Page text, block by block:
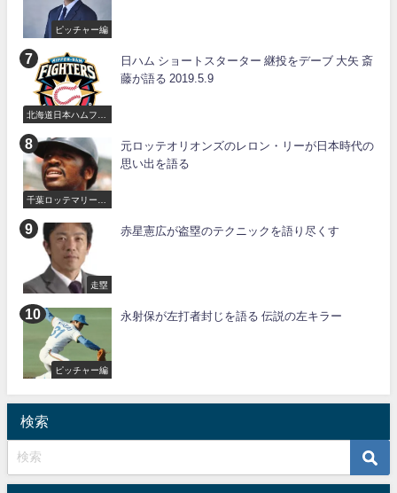
ピッチャー編
北海道日本ハムファ
日ハム ショートスターター 継投をデーブ 大矢 斎
藤が語る 2019.5.9
千葉ロッテマリーン
元ロッテオリオンズのレロン・リーが日本時代の
思い出を語る
走塁
赤星憲広が盗塁のテクニックを語り尽くす
ピッチャー編
永射保が左打者封じを語る 伝説の左キラー
検索